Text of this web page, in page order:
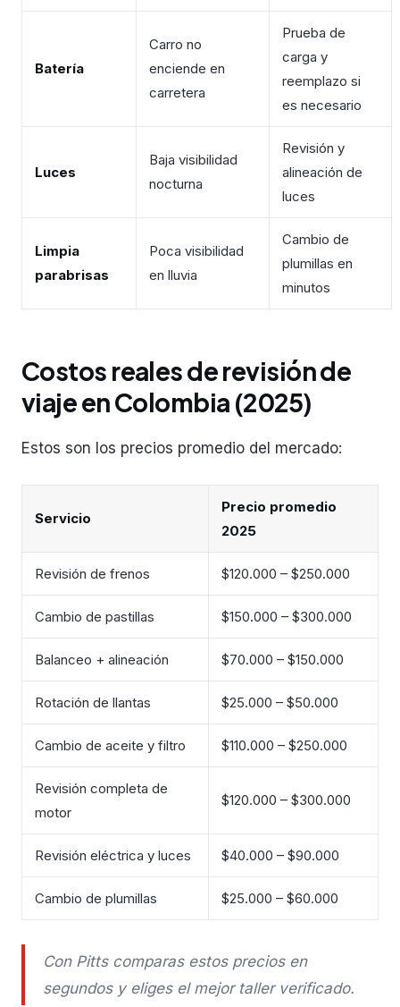
Batería
Carro no
enciende en
carretera
Prueba de
carga y
reemplazo si
es necesario
Luces
Baja visibilidad
nocturna
Revisión y
alineación de
luces
Limpia
parabrisas
Poca visibilidad
en lluvia
Cambio de
plumillas en
minutos
Costos reales de revisión de
viaje en Colombia (2025)
Estos son los precios promedio del mercado:
Servicio
Precio promedio
2025
Revisión de frenos $120.000 – $250.000
Cambio de pastillas $150.000 – $300.000
Balanceo + alineación $70.000 – $150.000
Rotación de llantas $25.000 – $50.000
Cambio de aceite y filtro $110.000 – $250.000
Revisión completa de
motor
$120.000 – $300.000
Revisión eléctrica y luces $40.000 – $90.000
Cambio de plumillas $25.000 – $60.000
Con Pitts comparas estos precios en
segundos y eliges el mejor taller verificado.